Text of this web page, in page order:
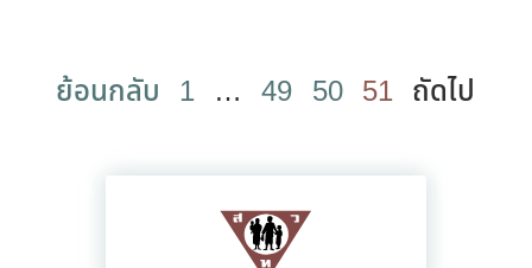
ย้อนกลับ 1 … 49 50 51 ถัดไป